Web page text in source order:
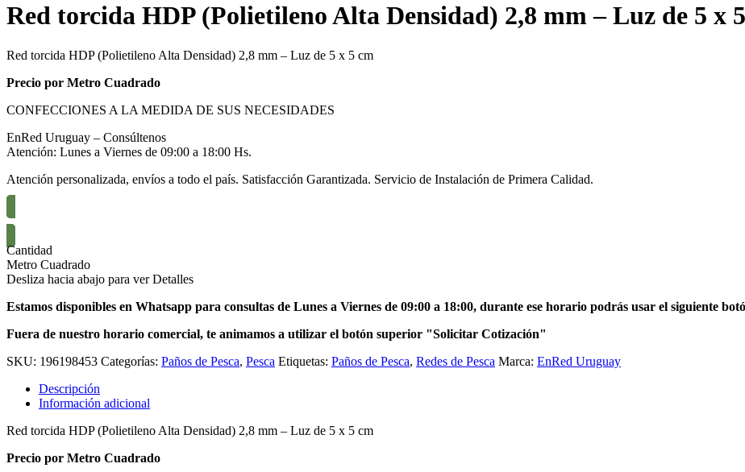
Red torcida HDP (Polietileno Alta Densidad) 2,8 mm – Luz de 5 x
Red torcida HDP (Polietileno Alta Densidad) 2,8 mm – Luz de 5 x 5 cm
Precio por Metro Cuadrado
CONFECCIONES A LA MEDIDA DE SUS NECESIDADES
EnRed Uruguay – Consúltenos
Atención: Lunes a Viernes de 09:00 a 18:00 Hs.
Atención personalizada, envíos a todo el país. Satisfacción Garantizada. Servicio de Instalación de Primera Calidad.
Cantidad
Metro Cuadrado
Desliza hacia abajo para ver Detalles
Estamos disponibles en Whatsapp para consultas de Lunes a Viernes de 09:00 a 18:00, durante ese horario podrás usar el siguiente
Fuera de nuestro horario comercial, te animamos a utilizar el botón superior "Solicitar Cotización"
SKU: 196198453 Categorías: Paños de Pesca, Pesca Etiquetas: Paños de Pesca, Redes de Pesca Marca: EnRed Uruguay
Descripción
Información adicional
Red torcida HDP (Polietileno Alta Densidad) 2,8 mm – Luz de 5 x 5 cm
Precio por Metro Cuadrado